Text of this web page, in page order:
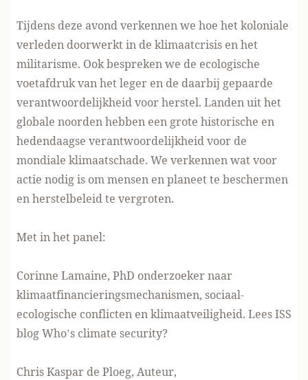
Tijdens deze avond verkennen we hoe het koloniale
verleden doorwerkt in de klimaatcrisis en het
militarisme. Ook bespreken we de ecologische
voetafdruk van het leger en de daarbij gepaarde
verantwoordelijkheid voor herstel. Landen uit het
globale noorden hebben een grote historische en
hedendaagse verantwoordelijkheid voor de
mondiale klimaatschade. We verkennen wat voor
actie nodig is om mensen en planeet te beschermen
en herstelbeleid te vergroten.
Met in het panel:
Corinne Lamaine, PhD onderzoeker naar
klimaatfinancieringsmechanismen, sociaal-
ecologische conflicten en klimaatveiligheid. Lees ISS
blog Who’s climate security?
Chris Kaspar de Ploeg, Auteur,